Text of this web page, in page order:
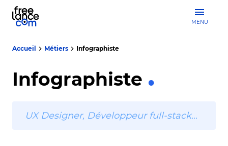
MENU
Accueil Métiers Infographiste
Infographiste
UX Designer, Développeur full-stack…